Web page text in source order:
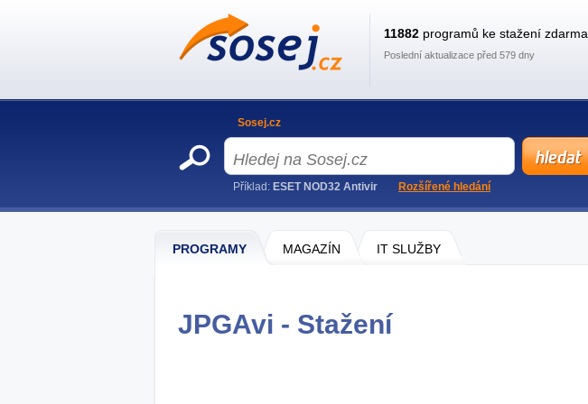
PROGRAMY MAGAZÍN IT SLUŽBY
JPGAvi - Stažení
11882 programů ke stažení zdarma
Poslední aktualizace před 579 dny
Sosej.cz
Příklad: ESET NOD32 Antivir Rozšířené hledání